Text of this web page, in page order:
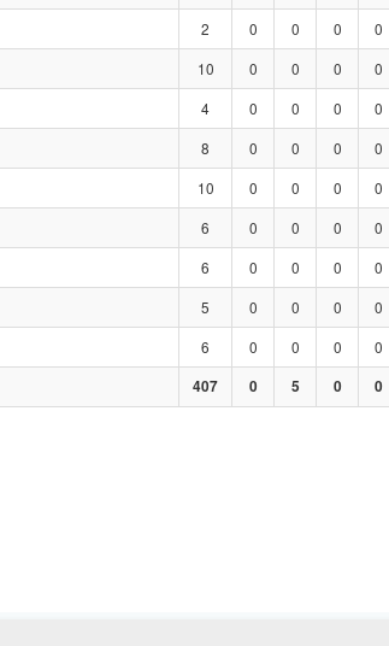
2 0 0 0 0
10 0 0 0 0
4 0 0 0 0
8 0 0 0 0
10 0 0 0 0
6 0 0 0 0
6 0 0 0 0
5 0 0 0 0
6 0 0 0 0
407 0 5 0 0